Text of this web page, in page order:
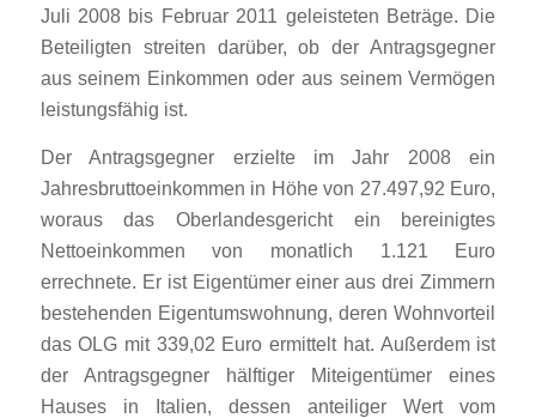
Juli 2008 bis Februar 2011 geleisteten Beträge. Die
Beteiligten streiten darüber, ob der Antragsgegner
aus seinem Einkommen oder aus seinem Vermögen
leistungsfähig ist.
Der Antragsgegner erzielte im Jahr 2008 ein
Jahresbruttoeinkommen in Höhe von 27.497,92 Euro,
woraus das Oberlandesgericht ein bereinigtes
Nettoeinkommen von monatlich 1.121 Euro
errechnete. Er ist Eigentümer einer aus drei Zimmern
bestehenden Eigentumswohnung, deren Wohnvorteil
das OLG mit 339,02 Euro ermittelt hat. Außerdem ist
der Antragsgegner hälftiger Miteigentümer eines
Hauses in Italien, dessen anteiliger Wert vom